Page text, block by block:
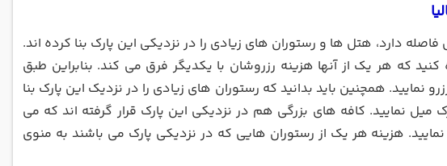
تنها 30 دقیقه با شهر فلورانس فاصله دارد، هتل ها و رستوران های زیادی را در نزدیکی این پارک بنا کرده اند.
که هر یک از آنها هزینه رزروشان با یکدیگر فرق می کند. بنابراین طبق
نمایید. همچنین باید بدانید که رستوران های زیادی را در نزدیک این پارک بنا
میل نمایید. کافه های بزرگی هم در نزدیکی این پارک قرار گرفته اند که می
هزینه هر یک از رستوران هایی که در نزدیکی پارک می باشند به منوی